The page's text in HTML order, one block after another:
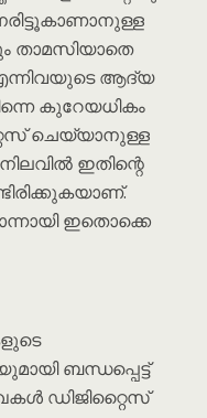
താമസിയാതെ
എന്നിവയുടെ ആദ്യ
കുറേയധികം
ചെയ്യാനുള്ള
ഇതിന്റെ
ഇതൊക്കെ
ബന്ധപ്പെട്ട്
ഡിജിറ്റൈസ്